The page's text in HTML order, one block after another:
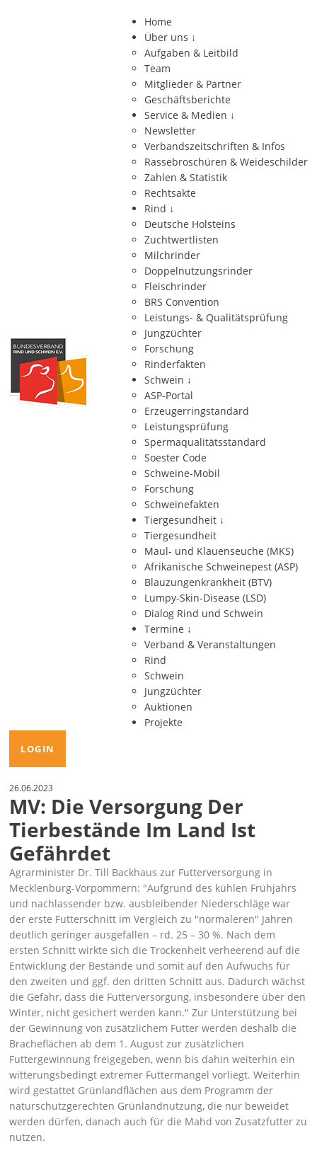
Home
Über uns ↓
Aufgaben & Leitbild
Team
Mitglieder & Partner
Geschäftsberichte
Service & Medien ↓
Newsletter
Verbandszeitschriften & Infos
Rassebroschüren & Weideschilder
Zahlen & Statistik
Rechtsakte
Rind ↓
Deutsche Holsteins
Zuchtwertlisten
Milchrinder
Doppelnutzungsrinder
Fleischrinder
BRS Convention
Leistungs- & Qualitätsprüfung
Jungzüchter
Forschung
Rinderfakten
Schwein ↓
ASP-Portal
Erzeugerringstandard
Leistungsprüfung
Spermaqualitätsstandard
Soester Code
Schweine-Mobil
Forschung
Schweinefakten
Tiergesundheit ↓
Tiergesundheit
Maul- und Klauenseuche (MKS)
Afrikanische Schweinepest (ASP)
Blauzungenkrankheit (BTV)
Lumpy-Skin-Disease (LSD)
Dialog Rind und Schwein
Termine ↓
Verband & Veranstaltungen
Rind
Schwein
Jungzüchter
Auktionen
Projekte
LOGIN
26.06.2023
MV: Die Versorgung Der
Tierbestände Im Land Ist
Gefährdet
Agrarminister Dr. Till Backhaus zur Futterversorgung in
Mecklenburg-Vorpommern:
Aufgrund des kühlen Frühjahrs
und nachlassender bzw. ausbleibender Niederschläge war
der erste Futterschnitt im Vergleich zu
normaleren
Jahren
deutlich geringer ausgefallen – rd. 25 – 30 %. Nach dem
ersten Schnitt wirkte sich die Trockenheit verheerend auf die
Entwicklung der Bestände und somit auf den Aufwuchs für
den zweiten und ggf. den dritten Schnitt aus. Dadurch wächst
die Gefahr, dass die Futterversorgung, insbesondere über den
Winter, nicht gesichert werden kann. Zur Unterstützung bei
der Gewinnung von zusätzlichem Futter werden deshalb die
Bracheflächen ab dem 1. August zur zusätzlichen
Futtergewinnung freigegeben, wenn bis dahin weiterhin ein
witterungsbedingt extremer Futtermangel vorliegt. Weiterhin
wird gestattet Grünlandflächen aus dem Programm der
naturschutzgerechten Grünlandnutzung, die nur beweidet
werden dürfen, danach auch für die Mahd von Zusatzfutter zu
nutzen.